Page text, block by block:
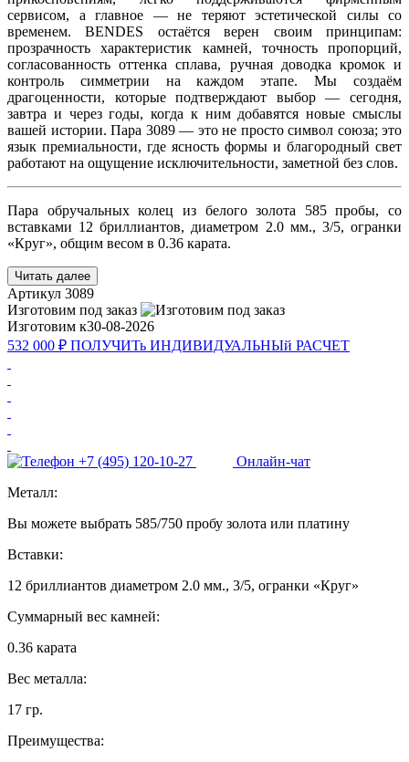
сервисом, а главное — не теряют эстетической силы со
временем. BENDES остаётся верен своим принципам:
прозрачность характеристик камней, точность пропорций,
согласованность оттенка сплава, ручная доводка кромок и
контроль симметрии на каждом этапе. Мы создаём
драгоценности, которые подтверждают выбор — сегодня,
завтра и через годы, когда к ним добавятся новые смыслы
вашей истории. Пара 3089 — это не просто символ союза; это
язык премиальности, где ясность формы и благородный свет
работают на ощущение исключительности, заметной без слов.
Пара обручальных колец из белого золота 585 пробы, со
вставками 12 бриллиантов, диаметром 2.0 мм., 3/5, огранки
«Круг», общим весом в 0.36 карата.
Читать далее
Артикул 3089
Изготовим под заказ
Изготовим к30-08-2026
532 000 ₽ ПОЛУЧИТь ИНДИВИДУАЛЬНЫй РАСЧЕТ
+7 (495) 120-10-27
Онлайн-чат
Металл:
Вы можете выбрать 585/750 пробу золота или платину
Вставки:
12 бриллиантов диаметром 2.0 мм., 3/5, огранки «Круг»
Суммарный вес камней:
0.36 карата
Вес металла:
17 гр.
Преимущества: